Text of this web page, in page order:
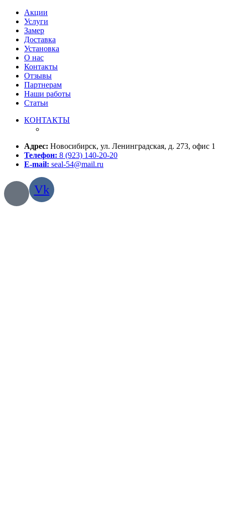
Акции
Услуги
Замер
Доставка
Установка
О нас
Контакты
Отзывы
Партнерам
Наши работы
Статьи
КОНТАКТЫ
Адрес: Новосибирск, ул. Ленинградская, д. 273, офис 1
Телефон: 8 (923) 140-20-20
E-mail: seal-54@mail.ru
Vk